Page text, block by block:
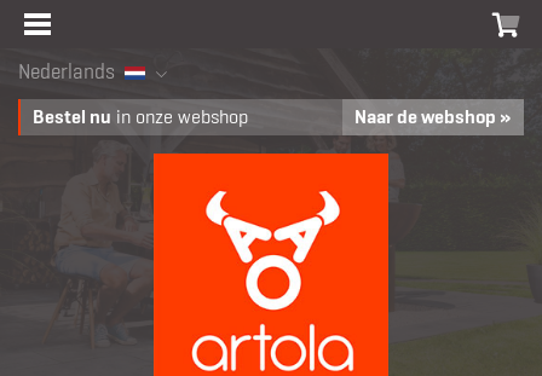
Nederlands
Bestel nu in onze webshop Naar de webshop »